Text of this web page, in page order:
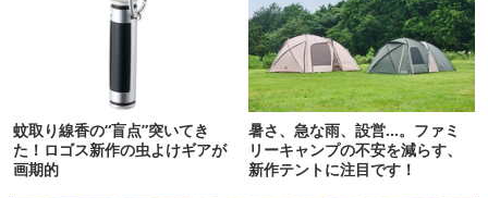
蚊取り線香の“盲点”突いてき
た！ロゴス新作の虫よけギアが
画期的
暑さ、急な雨、設営…。ファミ
リーキャンプの不安を減らす、
新作テントに注目です！